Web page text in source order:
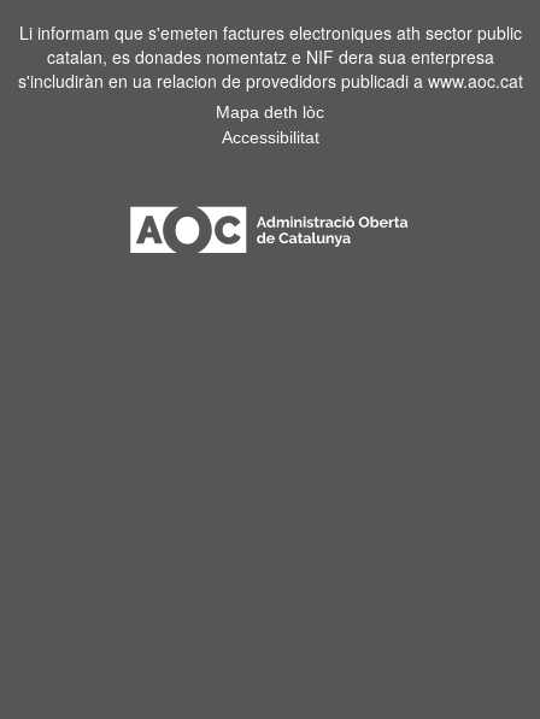
Li informam que s'emeten factures electroniques ath sector public
catalan, es donades nomentatz e NIF dera sua enterpresa
s'includiràn en ua relacion de provedidors publicadi a www.aoc.cat
Mapa deth lòc
Accessibilitat